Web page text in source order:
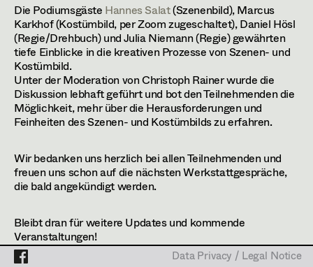
Preisträger*innen - Österreichischer
Filmpreis 2024
Designing Movies –
Werkstattgespräch VENI VIDI VICI
Patinierworkshop Kostüm
ARCHIV Data Privacy / Legal Notice
Die Podiumsgäste Hannes Salat(Szenenbild), Marcus
Karkhof (Kostümbild, per Zoom zugeschaltet), Daniel Hösl
(Regie/Drehbuch) und Julia Niemann (Regie) gewährten
tiefe Einblicke in die kreativen Prozesse von Szenen- und
Kostümbild.
Unter der Moderation von Christoph Rainer wurde die
Diskussion lebhaft geführt und bot den Teilnehmenden die
Möglichkeit, mehr über die Herausforderungen und
Feinheiten des Szenen- und Kostümbilds zu erfahren.
Wir bedanken uns herzlich bei allen Teilnehmenden und
freuen uns schon auf die nächsten Werkstattgespräche,
die bald angekündigt werden.
Bleibt dran für weitere Updates und kommende
Veranstaltungen!
Data Privacy / Legal Notice